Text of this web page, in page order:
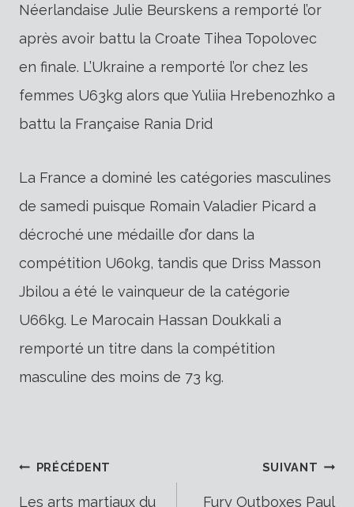
Néerlandaise Julie Beurskens a remporté l’or
après avoir battu la Croate Tihea Topolovec
en finale. L’Ukraine a remporté l’or chez les
femmes U63kg alors que Yuliia Hrebenozhko a
battu la Française Rania Drid
La France a dominé les catégories masculines
de samedi puisque Romain Valadier Picard a
décroché une médaille d’or dans la
compétition U60kg, tandis que Driss Masson
Jbilou a été le vainqueur de la catégorie
U66kg. Le Marocain Hassan Doukkali a
remporté un titre dans la compétition
masculine des moins de 73 kg.
Navigation
PRÉCÉDENT
Les arts martiaux du
SUIVANT
Fury Outboxes Paul